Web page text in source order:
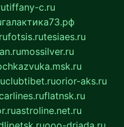
tiffany-c.ru
галактика73.рф
fotsis.rutesiaes.ru
mossilver.ru
clubtibet.ruorior-aks.ru
flatnsk.ru
astroline.net.ru